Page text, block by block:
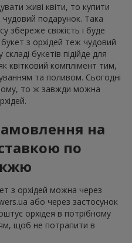
живі квіти, то купити
подарунок. Така
збереже свіжість і буде
з орхідей теж чудовий
букетів підійде для
квітковий комплімент тим,
та поливом. Сьогодні
то ж завжди можна
на
по
з орхідей можна через
або через застосунок
орхідея в потрібному
щоб не потрапити в